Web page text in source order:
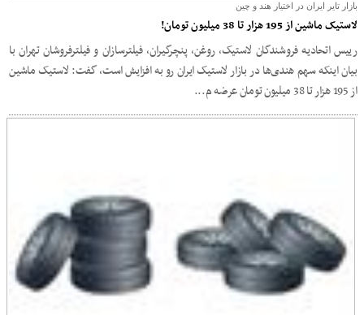
بازار تایر ایران در اختیار هند و چین
لاستیک ماشین از 195 هزار تا 38 میلیون تومان!
رییس اتحادیه فروشندگان لاستیک، روغن، پنچرگیران، فیلترسازان و فیلترفروشان تهران با
بیان اینکه سهم هندی‌ها در بازار لاستیک ایران رو به افزایش است، گفت: لاستیک ماشین
از 195 هزار تا 38 میلیون تومان عرضه م...